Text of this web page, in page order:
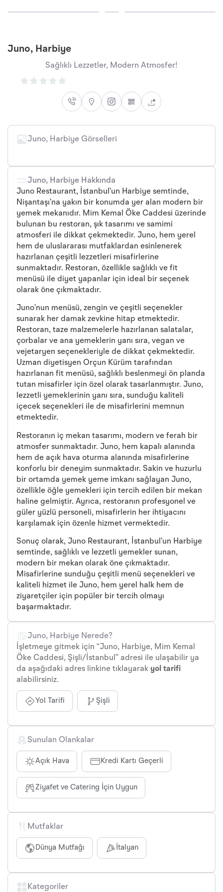
Juno, Harbiye
Sağlıklı Lezzetler, Modern Atmosfer!
Juno, Harbiye Görselleri
Juno, Harbiye Hakkında
Juno Restaurant, İstanbul’un Harbiye semtinde,
Nişantaşı’na yakın bir konumda yer alan modern bir
yemek mekanıdır. Mim Kemal Öke Caddesi üzerinde
bulunan bu restoran, şık tasarımı ve samimi
atmosferi ile dikkat çekmektedir. Juno, hem yerel
hem de uluslararası mutfaklardan esinlenerek
hazırlanan çeşitli lezzetleri misafirlerine
sunmaktadır. Restoran, özellikle sağlıklı ve fit
menüsü ile diyet yapanlar için ideal bir seçenek
olarak öne çıkmaktadır.
Juno’nun menüsü, zengin ve çeşitli seçenekler
sunarak her damak zevkine hitap etmektedir.
Restoran, taze malzemelerle hazırlanan salatalar,
çorbalar ve ana yemeklerin yanı sıra, vegan ve
vejetaryen seçenekleriyle de dikkat çekmektedir.
Uzman diyetisyen Orçun Kürüm tarafından
hazırlanan fit menüsü, sağlıklı beslenmeyi ön planda
tutan misafirler için özel olarak tasarlanmıştır. Juno,
lezzetli yemeklerinin yanı sıra, sunduğu kaliteli
içecek seçenekleri ile de misafirlerini memnun
etmektedir.
Restoranın iç mekan tasarımı, modern ve ferah bir
atmosfer sunmaktadır. Juno, hem kapalı alanında
hem de açık hava oturma alanında misafirlerine
konforlu bir deneyim sunmaktadır. Sakin ve huzurlu
bir ortamda yemek yeme imkanı sağlayan Juno,
özellikle öğle yemekleri için tercih edilen bir mekan
haline gelmiştir. Ayrıca, restoranın profesyonel ve
güler yüzlü personeli, misafirlerin her ihtiyacını
karşılamak için özenle hizmet vermektedir.
Sonuç olarak, Juno Restaurant, İstanbul’un Harbiye
semtinde, sağlıklı ve lezzetli yemekler sunan,
modern bir mekan olarak öne çıkmaktadır.
Misafirlerine sunduğu çeşitli menü seçenekleri ve
kaliteli hizmet ile Juno, hem yerel halk hem de
ziyaretçiler için popüler bir tercih olmayı
başarmaktadır.
Juno, Harbiye Nerede?
İşletmeye gitmek için “Juno, Harbiye, Mim Kemal
Öke Caddesi, Şişli/İstanbul” adresi ile ulaşabilir ya
da aşağıdaki adres linkine tıklayarak yol tarifi
alabilirsiniz.
Yol Tarifi Şişli
Sunulan Olankalar
Açık Hava Kredi Kartı Geçerli
Ziyafet ve Catering İçin Uygun
Mutfaklar
Dünya Mutfağı İtalyan
Kategoriler